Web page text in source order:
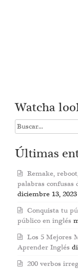
Watcha
Search
for:
Últimas
Remake,
palabras confusas
diciembre 13, 2023
Conquista tu
público en inglés
Los 5 Mejores
Aprender Inglés
200 verbos